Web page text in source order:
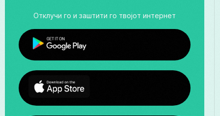
Отклучи го и заштити го твојот интернет